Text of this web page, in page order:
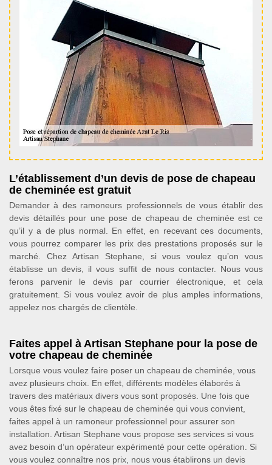
L’établissement d’un devis de pose de chapeau
de cheminée est gratuit
Demander à des ramoneurs professionnels de vous établir des
devis détaillés pour une pose de chapeau de cheminée est ce
qu’il y a de plus normal. En effet, en recevant ces documents,
vous pourrez comparer les prix des prestations proposés sur le
marché. Chez Artisan Stephane, si vous voulez qu’on vous
établisse un devis, il vous suffit de nous contacter. Nous vous
ferons parvenir le devis par courrier électronique, et cela
gratuitement. Si vous voulez avoir de plus amples informations,
appelez nos chargés de clientèle.
Faites appel à Artisan Stephane pour la pose de
votre chapeau de cheminée
Lorsque vous voulez faire poser un chapeau de cheminée, vous
avez plusieurs choix. En effet, différents modèles élaborés à
travers des matériaux divers vous sont proposés. Une fois que
vous êtes fixé sur le chapeau de cheminée qui vous convient,
faites appel à un ramoneur professionnel pour assurer son
installation. Artisan Stephane vous propose ses services si vous
avez besoin d’un opérateur expérimenté pour cette opération. Si
vous voulez connaître nos prix, nous vous établirons un devis